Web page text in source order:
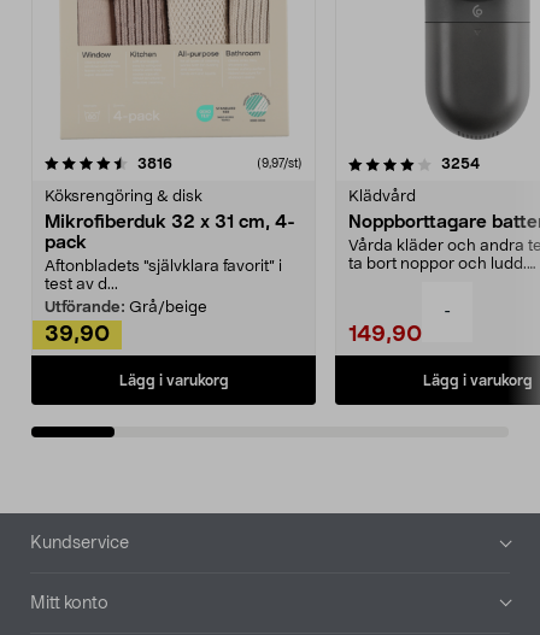
-
3816recensioner (9,97/st)
Köksrengöring & disk
Mikrofiberduk 32 x 31 cm, 4-
pack
Aftonbladets "självklara favorit” i
test av d...
Utförande: Grå/beige
39,90
Lägg i varukorg
4.0av 5 stjärnor 3254
Klädvård
Noppborttagare
Vårda kläder och andra
ta bort noppor och ludd.
149,90
Lägg i varukorg
4.5av 5 stjärnor
Sidfot
Kundservice
Mitt konto